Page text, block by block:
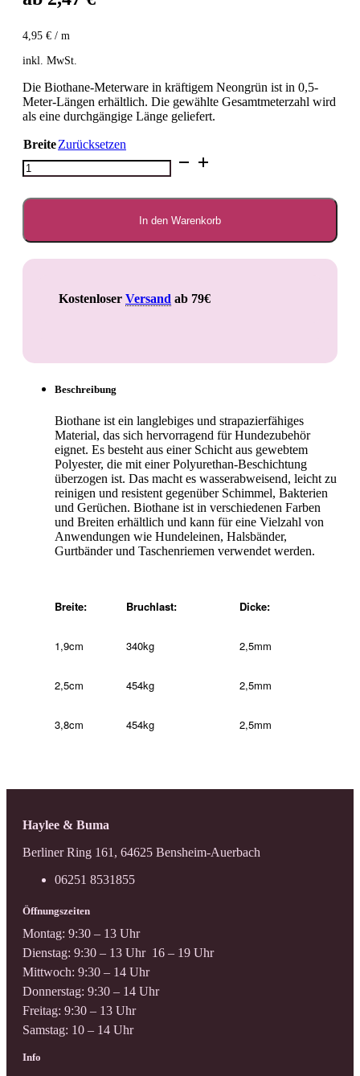
4,95 € / m
inkl. MwSt.
Die Biothane-Meterware in kräftigem Neongrün ist in 0,5-
Meter-Längen erhältlich. Die gewählte Gesamtmeterzahl wird
als eine durchgängige Länge geliefert.
BreiteZurücksetzen
BioThane®️Neongrün
0,5m
In den Warenkorb
Kostenloser Versand ab 79€
Beschreibung
Biothane ist ein langlebiges und strapazierfähiges
Material, das sich hervorragend für Hundezubehör
eignet. Es besteht aus einer Schicht aus gewebtem
Polyester, die mit einer Polyurethan-Beschichtung
überzogen ist. Das macht es wasserabweisend, leicht zu
reinigen und resistent gegenüber Schimmel, Bakterien
und Gerüchen. Biothane ist in verschiedenen Farben
und Breiten erhältlich und kann für eine Vielzahl von
Anwendungen wie Hundeleinen, Halsbänder,
Gurtbänder und Taschenriemen verwendet werden.
Breite: Bruchlast: Dicke:
1,9cm 340kg 2,5mm
2,5cm 454kg 2,5mm
3,8cm 454kg 2,5mm
Haylee & Buma
Berliner Ring 161, 64625 Bensheim-Auerbach
06251 8531855
Öffnungszeiten
Montag: 9:30 – 13 Uhr
Dienstag: 9:30 – 13 Uhr 16 – 19 Uhr
Mittwoch: 9:30 – 14 Uhr
Donnerstag: 9:30 – 14 Uhr
Freitag: 9:30 – 13 Uhr
Samstag: 10 – 14 Uhr
Info